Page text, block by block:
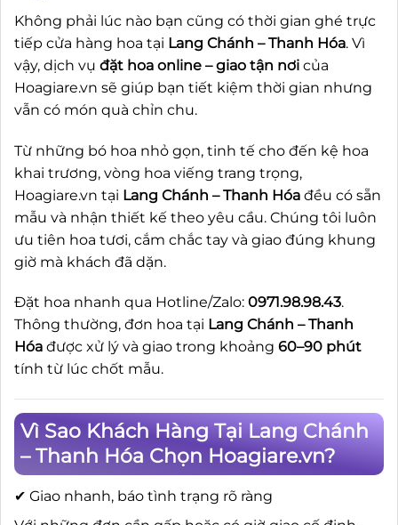
Không phải lúc nào bạn cũng có thời gian ghé trực
tiếp cửa hàng hoa tại Lang Chánh – Thanh Hóa. Vì
vậy, dịch vụ đặt hoa online – giao tận nơi của
Hoagiare.vn sẽ giúp bạn tiết kiệm thời gian nhưng
vẫn có món quà chỉn chu.
Từ những bó hoa nhỏ gọn, tinh tế cho đến kệ hoa
khai trương, vòng hoa viếng trang trọng,
Hoagiare.vn tại Lang Chánh – Thanh Hóa đều có sẵn
mẫu và nhận thiết kế theo yêu cầu. Chúng tôi luôn
ưu tiên hoa tươi, cắm chắc tay và giao đúng khung
giờ mà khách đã dặn.
Đặt hoa nhanh qua Hotline/Zalo: 0971.98.98.43.
Thông thường, đơn hoa tại Lang Chánh – Thanh
Hóa được xử lý và giao trong khoảng 60–90 phút
tính từ lúc chốt mẫu.
Vì Sao Khách Hàng Tại Lang Chánh
– Thanh Hóa Chọn Hoagiare.vn?
✔ Giao nhanh, báo tình trạng rõ ràng